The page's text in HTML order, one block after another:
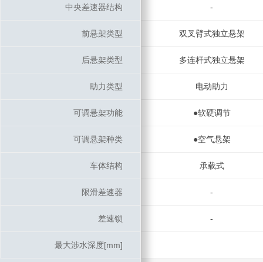
中央差速器结构 -
前悬架类型 双叉臂式独立悬架
后悬架类型 多连杆式独立悬架
助力类型 电动助力
可调悬架功能 ●软硬调节
可调悬架种类 ●空气悬架
车体结构 承载式
限滑差速器 -
差速锁 -
最大涉水深度[mm]
中央差速器结构
前悬架类型
后悬架类型
助力类型
可调悬架功能
可调悬架种类
车体结构
限滑差速器
差速锁
最大涉水深度[mm]